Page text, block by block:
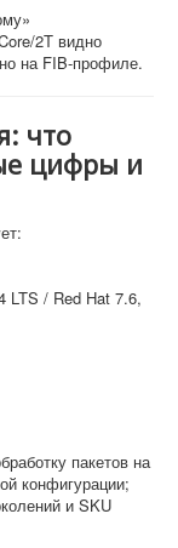
2T видно
на FIB-профиле.
что
цифры и
LTS / Red Hat 7.6,
пакетов на
конфигурации;
и SKU